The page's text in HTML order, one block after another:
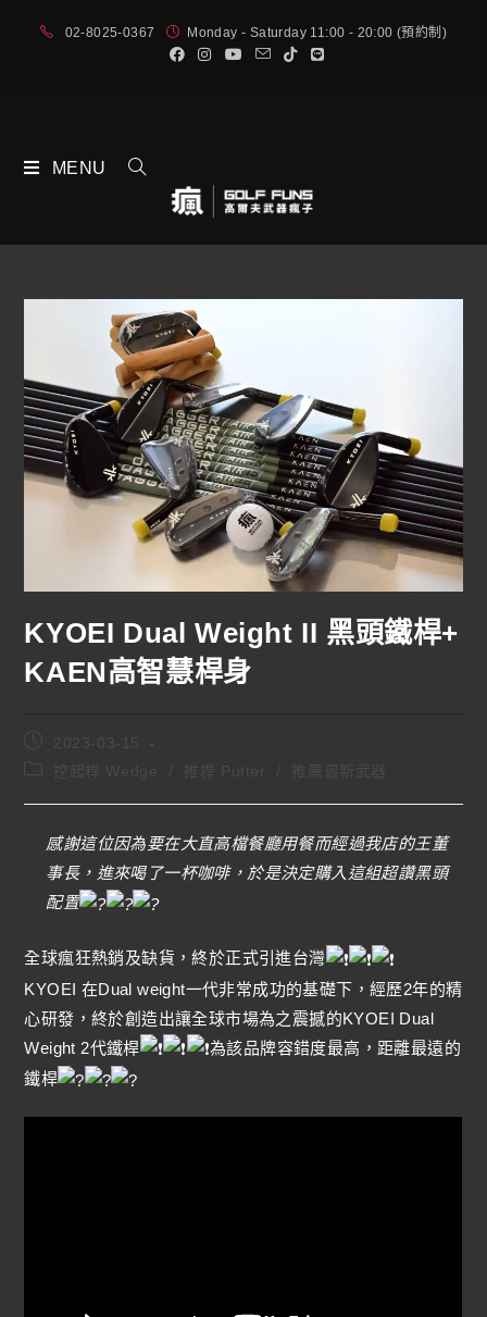
02-8025-0367 Monday - Saturday 11:00 - 20:00 (預約制)
MENU
KYOEI Dual Weight II 黑頭鐵桿+
KAEN高智慧桿身
2023-03-15
感謝這位因為要在大直高檔餐廳用餐而經過我店的王董
事長，進來喝了一杯咖啡，於是決定購入這組超讚黑頭
配置
全球瘋狂熱銷及缺貨，終於正式引進台灣
KYOEI 在Dual weight一代非常成功的基礎下，經歷2年的精
心研發，終於創造出讓全球市場為之震撼的KYOEI Dual
Weight 2代鐵桿
為該品牌容錯度最高，距離最遠的
鐵桿